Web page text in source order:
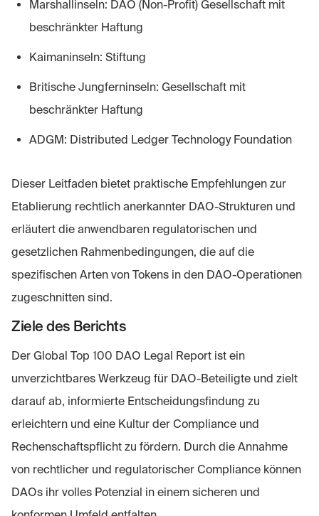
Marshallinseln: DAO (Non-Profit) Gesellschaft mit
beschränkter Haftung
Kaimaninseln: Stiftung
Britische Jungferninseln: Gesellschaft mit
beschränkter Haftung
ADGM: Distributed Ledger Technology Foundation
Dieser Leitfaden bietet praktische Empfehlungen zur
Etablierung rechtlich anerkannter DAO-Strukturen und
erläutert die anwendbaren regulatorischen und
gesetzlichen Rahmenbedingungen, die auf die
spezifischen Arten von Tokens in den DAO-Operationen
zugeschnitten sind.
Ziele des Berichts
Der Global Top 100 DAO Legal Report ist ein
unverzichtbares Werkzeug für DAO-Beteiligte und zielt
darauf ab, informierte Entscheidungsfindung zu
erleichtern und eine Kultur der Compliance und
Rechenschaftspflicht zu fördern. Durch die Annahme
von rechtlicher und regulatorischer Compliance können
DAOs ihr volles Potenzial in einem sicheren und